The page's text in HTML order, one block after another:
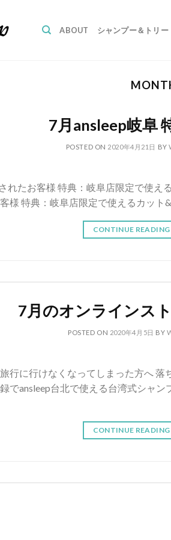
ABOUT シャンプー＆トリー
7月ansleep岐阜
POSTED ON 2020年4月21日 BY
れたお客様 特典：岐阜店限定で使
様 特典：岐阜店限定で使えるカッ
CONTINUE READING
7月のオンラインス
POSTED ON 2020年4月5日 BY
行に行けなくなってしまった方へ 落
でansleep台北で使える台湾式シャ
CONTINUE READING